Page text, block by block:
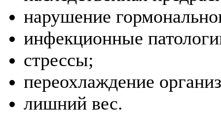
нарушение
инфекционные
стрессы;
переохлаждение
лишний вес.